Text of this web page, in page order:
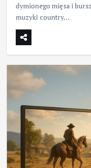
dymionego mięsa i
muzyki country…